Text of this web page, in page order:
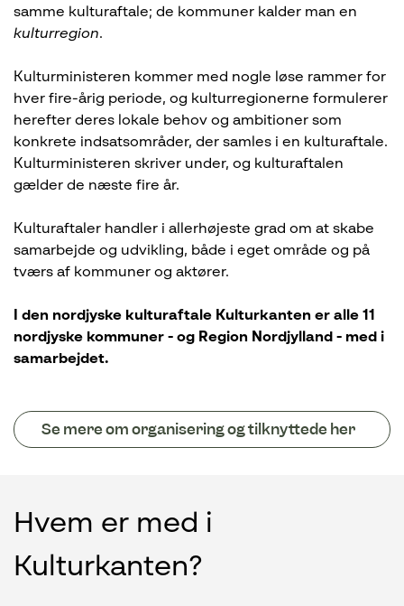
samme kulturaftale; de kommuner kalder man en
kulturregion.
Kulturministeren kommer med nogle løse rammer for
hver fire-årig periode, og kulturregionerne formulerer
herefter deres lokale behov og ambitioner som
konkrete indsatsområder, der samles i en kulturaftale.
Kulturministeren skriver under, og kulturaftalen
gælder de næste fire år.
Kulturaftaler handler i allerhøjeste grad om at skabe
samarbejde og udvikling, både i eget område og på
tværs af kommuner og aktører.
I den nordjyske kulturaftale Kulturkanten er alle 11
nordjyske kommuner - og Region Nordjylland - med i
samarbejdet.
Se mere om organisering og tilknyttede her
Hvem er med i
Kulturkanten?